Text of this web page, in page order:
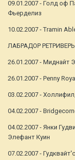
09.01.2007 - Голд оф
Фьерделиз
10.02.2007 - Tramin
ЛАБРАДОР
26.01.2007 - Миднайт
26.01.2007 - Penny
03.02.2007 -
04.02.2007 -
04.02.2007 - Янки
Элефант Куин
07.02.2007 -